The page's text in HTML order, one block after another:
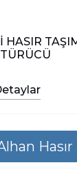
HASIR